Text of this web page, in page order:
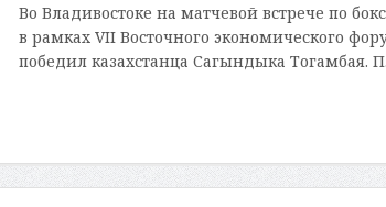
Во Владивостоке на матчевой встрече по
в рамках VII Восточного экономического
победил казахстанца Сагындыка Тогамбая.